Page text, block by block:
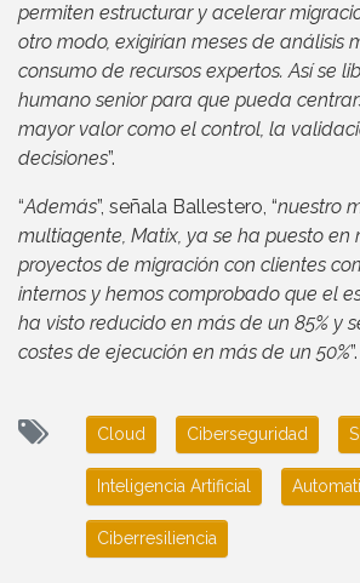
permiten estructurar y acelerar
otro modo, exigirían meses de análisis
consumo de recursos expertos. Así se
humano senior para que pueda
mayor valor como el control, la
decisiones”.
“Además”, señala Ballestero, “nuestro
multiagente, Matix, ya se ha puesto en
proyectos de migración con clientes
internos y hemos comprobado que el
ha visto reducido en más de un 85% y
costes de ejecución en más de un 50%”.
Cloud Ciberseguridad
Inteligencia Artificial
Ciberresiliencia